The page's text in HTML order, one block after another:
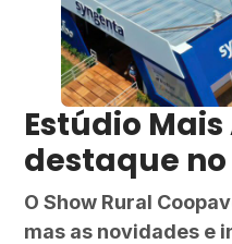
feiras, como o Show
2023, […]
Estúdio
destaque no
2023
O Show Rural
mas as novidades e